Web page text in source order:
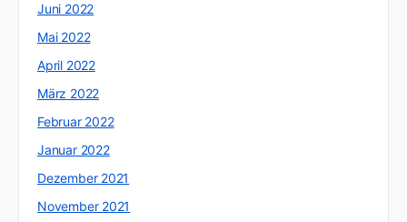
Juni 2022
Mai 2022
April 2022
März 2022
Februar 2022
Januar 2022
Dezember 2021
November 2021